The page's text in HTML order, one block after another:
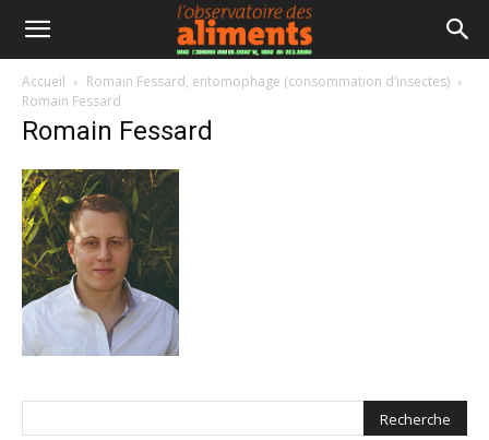
Accueil
Romain Fessard, entomophage (consommation d’insectes)
Romain Fessard
Romain Fessard